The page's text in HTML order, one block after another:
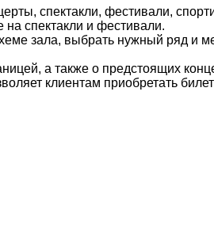
спектакли, фестивали,
на спектакли и фестивали.
зала, выбрать нужный ряд и
а также о предстоящих
клиентам приобретать